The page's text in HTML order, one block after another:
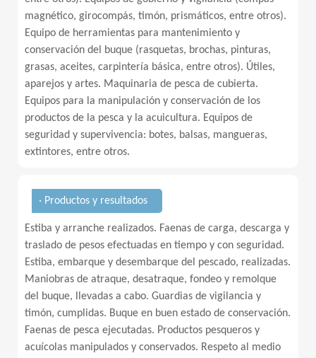
magnético, girocompás, timón, prismáticos, entre otros).
Equipo de herramientas para mantenimiento y
conservación del buque (rasquetas, brochas, pinturas,
grasas, aceites, carpintería básica, entre otros). Útiles,
aparejos y artes. Maquinaria de pesca de cubierta.
Equipos para la manipulación y conservación de los
productos de la pesca y la acuicultura. Equipos de
seguridad y supervivencia: botes, balsas, mangueras,
extintores, entre otros.
· Productos y resultados
Estiba y arranche realizados. Faenas de carga, descarga y
traslado de pesos efectuadas en tiempo y con seguridad.
Estiba, embarque y desembarque del pescado, realizadas.
Maniobras de atraque, desatraque, fondeo y remolque
del buque, llevadas a cabo. Guardias de vigilancia y
timón, cumplidas. Buque en buen estado de conservación.
Faenas de pesca ejecutadas. Productos pesqueros y
acuícolas manipulados y conservados. Respeto al medio